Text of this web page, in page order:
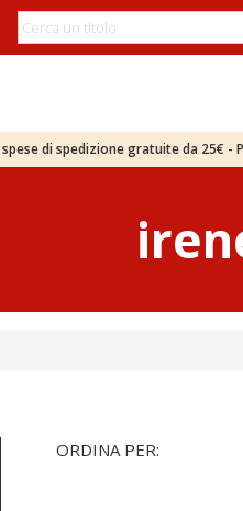
di spedizione gratuite da 25€
ORDINA PER: